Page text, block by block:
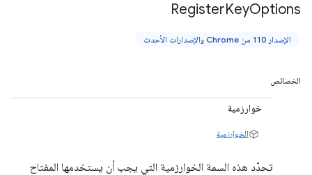
RegisterKeyOptions
الإصدار 110 من Chrome والإصدارات الأحدث
الخصائص
خوارزمية
الخوارزمية
تحدّد هذه السمة الخوارزمية التي يجب أن يستخدمها المفتاح